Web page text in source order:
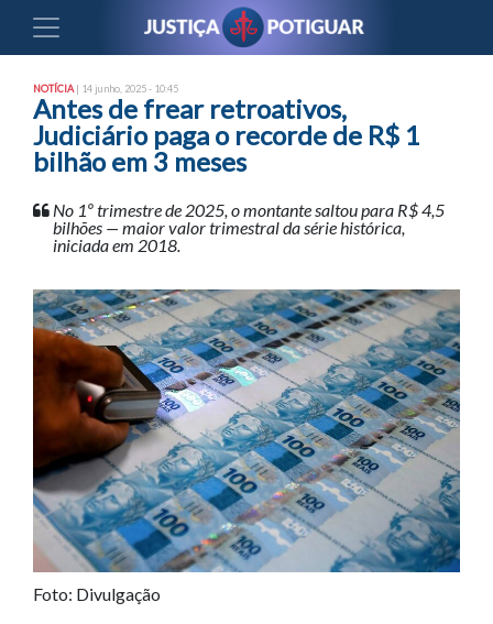
NOTÍCIA | 14 junho, 2025 - 10:45
Antes de frear retroativos,
Judiciário paga o recorde de R$ 1
bilhão em 3 meses
No 1º trimestre de 2025, o montante saltou para R$ 4,5
bilhões — maior valor trimestral da série histórica,
iniciada em 2018.
Foto: Divulgação